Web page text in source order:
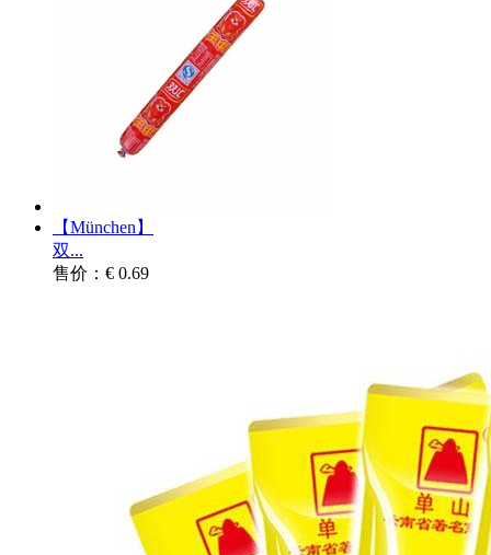
【München】
双...
售价：€ 0.69